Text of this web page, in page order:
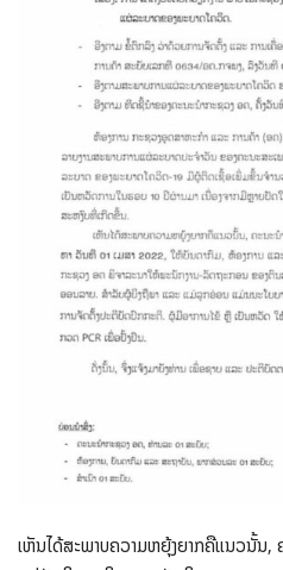
ເຫັນໄດ້ສະພາບຄວາມຫຍຸ້ງຍາກຄືແນວນັ້ນ,